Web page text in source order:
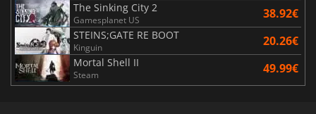
The Sinking City 2
Gamesplanet US 38.92€
STEINS;GATE RE BOOT
Kinguin 20.26€
Mortal Shell II
Steam 49.99€